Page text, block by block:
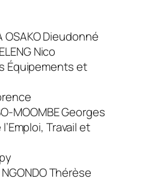
OSAKO Dieudonné
Nico
Équipements et
MOOMBE Georges
Travail et
Thérèse